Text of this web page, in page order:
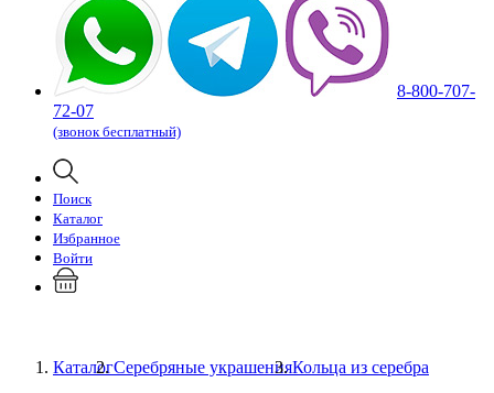
8-800-707-
72-07
(звонок бесплатный)
Поиск
Каталог
Избранное
Войти
КаталогСеребряные украшенияКольца из серебра